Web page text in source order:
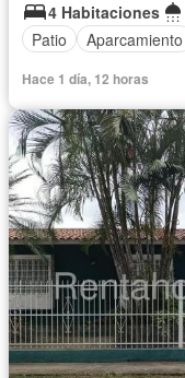
4 Habitaciones
Patio
Aparcamiento
Hace 1 día, 12 horas